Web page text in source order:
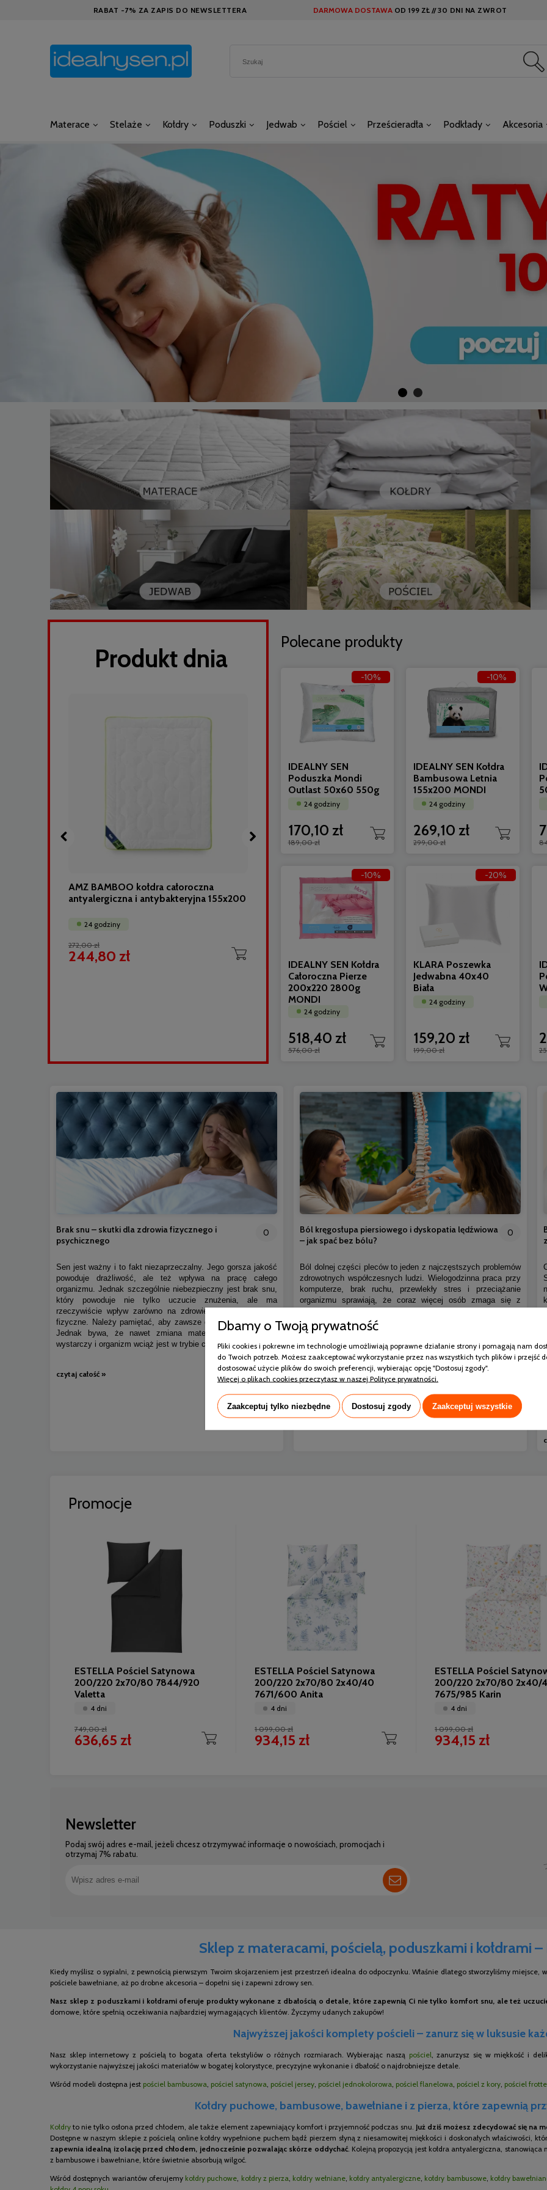
RABAT -7% ZA ZAPIS DO NEWSLETTERA DARMOWA DOSTAWA OD 199 ZŁ //30 DNI NA ZWROT
Materace Stelaże Kołdry Poduszki Jedwab Pościel Prześcieradła Podkłady Akcesoria
Produkt dnia
AMZ BAMBOO kołdra całoroczna
antyalergiczna i antybakteryjna 155x200
24 godziny
272,00 zł
244,80 zł
AMZ BAMBOO poduszka pikowana
antyalergiczna i antybakteryjna 70x80
24 godziny
AMW
Polecane produkty
IDEALNY SEN
Poduszka Mondi
Outlast 50x60 550g
24 godziny
170,10 zł
189,00 zł
-10%
IDEALNY SEN Kołdra
Bambusowa Letnia
155x200 MONDI
24 godziny
269,10 zł
299,00 zł
-10%
IDEALNY SEN Kołdra
Całoroczna Pierze
200x220 2800g
MONDI
24 godziny
518,40 zł
576,00 zł
-10%
KLARA Poszewka
Jedwabna 40x40
Biała
24 godziny
159,20 zł
199,00 zł
-20%
Brak snu – skutki dla zdrowia fizycznego i
psychicznego
0
Sen jest ważny i to fakt niezaprzeczalny. Jego gorsza jakość
powoduje drażliwość, ale też wpływa na pracę całego
organizmu. Jednak szczególnie niebezpieczny jest brak snu,
który powoduje nie tylko uczucie znużenia, ale ma
rzeczywiście wpływ zarówno na zdrowie psychiczne, jak i
fizyczne. Należy pamiętać, aby zawsze dbać o higienę snu.
Jednak bywa, że nawet zmiana materaca na nowy nie
wystarczy i organizm wciąż jest w trybie czujności.
czytaj całość »
Ból kręgosłupa piersiowego i dyskopatia lędźwiowa
– jak spać bez bólu?
0
Ból dolnej części pleców to jeden z najczęstszych problemów
zdrowotnych współczesnych ludzi. Wielogodzinna praca przy
komputerze, brak ruchu, przewlekły stres i przeciążanie
organizmu sprawiają, że coraz więcej osób zmaga się z
bólu w odcinku lędźwiowym jest dyskopatia lędźwiowa.
Problem ten nie wpływa wyłącznie na komfort poruszania się.
Bardzo często utrudnia również odpoczynek, pogarsza jakość
snu i sprawia, że organizm nie może prawidłowo się
regenerować.
czytaj całość »
Promocje
ESTELLA Pościel Satynowa
200/220 2x70/80 7844/920
Valetta
4 dni
749,00 zł
636,65 zł
ESTELLA Pościel Satynowa
200/220 2x70/80 2x40/40
7671/600 Anita
4 dni
1 099,00 zł
934,15 zł
ESTELLA Pościel
200/220 2x70/80 2x40/
7675/985 Karin
4 dni
1 099,00 zł
934,15 zł
Newsletter
Podaj swój adres e-mail, jeżeli chcesz otrzymywać informacje o nowościach, promocjach i
otrzymaj 7% rabatu.
Sklep z materacami, pościelą, poduszkami i kołdrami
Kiedy myślisz o sypialni, z pewnością pierwszym Twoim skojarzeniem jest przestrzeń idealna do odpoczynku. Właśnie dlatego stworzyliśmy
pościele bawełniane, aż po drobne akcesoria – dopełni się i zapewni zdrowy sen.
Nasz sklep z poduszkami i kołdrami oferuje produkty wykonane z dbałością o detale, które zapewnią Ci nie tylko komfort snu, ale też
domowe, które spełnią oczekiwania najbardziej wymagających klientów. Życzymy udanych zakupów!
Najwyższej jakości komplety pościeli – zanurz się w luksusie
Nasz sklep internetowy z pościelą to bogata oferta tekstyliów o różnych rozmiarach. Wybierając naszą pościel , zanurzysz się w miękkość i
wykorzystanie najwyższej jakości materiałów w bogatej kolorystyce, precyzyjne wykonanie i dbałość o najdrobniejsze detale.
Wśród modeli dostępna jest pościel bambusowa pościel satynowa pościel jersey pościel jednokolorowa pościel flanelowa pościel z kory pościel frotte
Kołdry puchowe, bambusowe, bawełniane i z pierza, które zapewnią
Kołdry to nie tylko osłona przed chłodem, ale także element zapewniający komfort i przyjemność podczas snu. Już dziś możesz zdecydować się na
Dostępne w naszym sklepie z pościelą online kołdry wypełnione puchem bądź pierzem słyną z niesamowitej miękkości i doskonałych właściwości,
zapewnia idealną izolację przed chłodem, jednocześnie pozwalając skórze oddychać. Kolejną propozycją jest kołdra antyalergiczna,
z bambusowe i bawełniane, które świetnie absorbują wilgoć.
Wśród dostępnych wariantów oferujemy kołdry puchowe kołdry z pierza kołdry wełniane, kołdry antyalergiczne kołdry bambusowe, kołdry
Dbamy o Twoją prywatność
Pliki cookies i pokrewne im technologie umożliwiają poprawne działanie strony i pomagają nam
do Twoich potrzeb. Możesz zaakceptować wykorzystanie przez nas wszystkich tych plików i przejść
dostosować użycie plików do swoich preferencji, wybierając opcję "Dostosuj zgody".
Więcej o plikach cookies przeczytasz w naszej Polityce prywatności.
Zaakceptuj tylko niezbędne Dostosuj zgody Zaakceptuj wszystkie